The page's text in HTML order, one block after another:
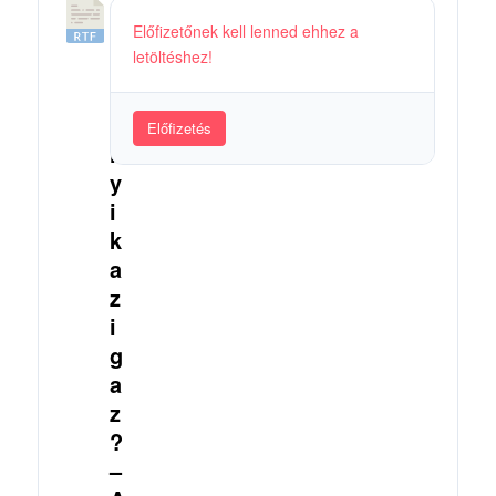
3
M
l
y
i
k
a
z
i
g
a
z
?
–
Előfizetőnek kell lenned ehhez a
letöltéshez!
Előfizetés